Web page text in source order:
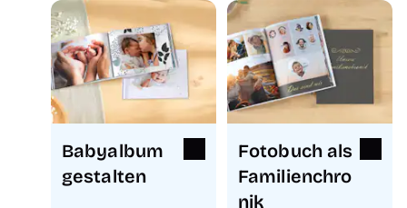
Babyalbum
gestalten
Fotobuch als
Familienchro
nik